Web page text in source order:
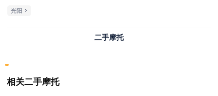
光阳
二手摩托
相关二手摩托